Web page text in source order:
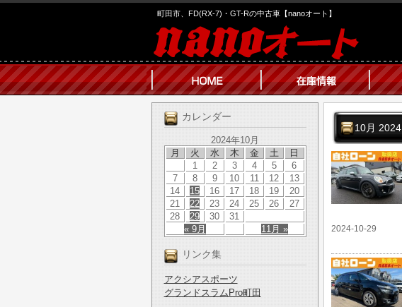
町田市、FD(RX-7)・GT-Rの中古車【nanoオート】
カレンダー
2024年10月
月
火 水 木 金 土 日
« 9月 11月 »
1 2 3 4 5
6
7
8 9 10 11 12
13
14
15 16 17 18 19
20
21
22 23 24 25 26
27
28
29 30 31
リンク集
アクシアスポーツ
グランドスラムPro町田
10月 2024
2024-10-29